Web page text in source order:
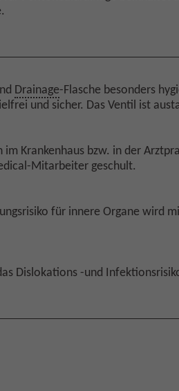
Drainage-Flasche besonders
und sicher. Das Ventil ist
Krankenhaus bzw. in der
Mitarbeiter geschult.
für innere Organe wird
Dislokations -und